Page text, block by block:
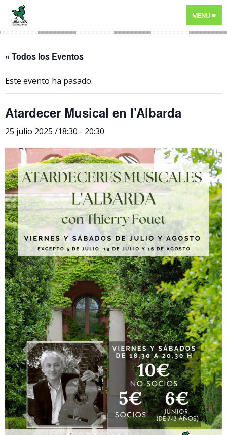
MENU
« Todos los Eventos
Este evento ha pasado.
Atardecer Musical en l’Albarda
25 julio 2025 /18:30 - 20:30